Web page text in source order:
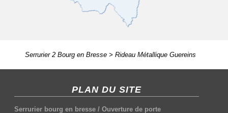
Serrurier 2 Bourg en Bresse> Rideau Métallique Guereins
PLAN DU SITE
Serrurier bourg en bresse /Ouverture de porte